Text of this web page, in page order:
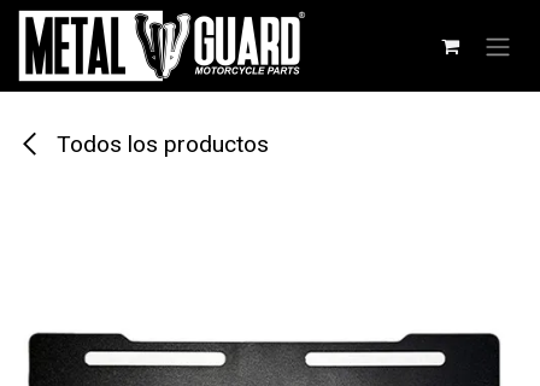
Ir al contenido
Todos los productos